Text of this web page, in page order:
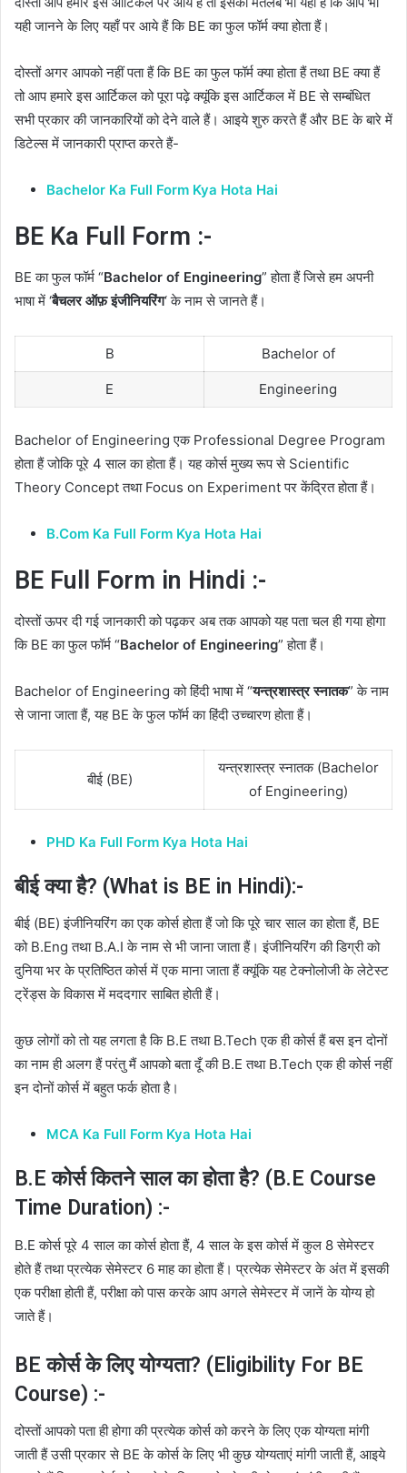
यही जानने के लिए यहाँ पर आये हैं कि BE का फुल फॉर्म क्या होता हैं।
दोस्तों अगर आपको नहीं पता हैं कि BE का फुल फॉर्म क्या होता हैं तथा BE क्या हैं
तो आप हमारे इस आर्टिकल को पूरा पढ़े क्यूंकि इस आर्टिकल में BE से सम्बंधित
सभी प्रकार की जानकारियों को देने वाले हैं। आइये शुरु करते हैं और BE के बारे में
डिटेल्स में जानकारी प्राप्त करते हैं-
Bachelor Ka Full Form Kya Hota Hai
BE Ka Full Form :-
BE का फुल फॉर्म “Bachelor of Engineering” होता हैं जिसे हम अपनी
भाषा में ‘बैचलर ऑफ़ इंजीनियरिंग‘ के नाम से जानते हैं।
B Bachelor of
E Engineering
Bachelor of Engineering एक Professional Degree Program
होता हैं जोकि पूरे 4 साल का होता हैं। यह कोर्स मुख्य रूप से Scientific
Theory Concept तथा Focus on Experiment पर केंद्रित होता हैं।
B.Com Ka Full Form Kya Hota Hai
BE Full Form in Hindi :-
दोस्तों ऊपर दी गई जानकारी को पढ़कर अब तक आपको यह पता चल ही गया होगा
कि BE का फुल फॉर्म “Bachelor of Engineering” होता हैं।
Bachelor of Engineering को हिंदी भाषा में “यन्त्रशास्त्र स्नातक” के नाम
से जाना जाता हैं, यह BE के फुल फॉर्म का हिंदी उच्चारण होता हैं।
बीई (BE)
यन्त्रशास्त्र स्नातक (Bachelor
of Engineering)
PHD Ka Full Form Kya Hota Hai
बीई क्या है? (What is BE in Hindi):-
बीई (BE) इंजीनियरिंग का एक कोर्स होता हैं जो कि पूरे चार साल का होता हैं, BE
को B.Eng तथा B.A.I के नाम से भी जाना जाता हैं।इंजीनियरिंग की डिग्री को
दुनिया भर के प्रतिष्ठित कोर्स में एक माना जाता हैं क्यूंकि यह टेक्नोलोजी के लेटेस्ट
ट्रेंड्स के विकास में मददगार साबित होती हैं।
कुछ लोगों को तो यह लगता है कि B.E तथा B.Tech एक ही कोर्स हैं बस इन दोनों
का नाम ही अलग हैं परंतु मैं आपको बता दूँ की B.E तथा B.Tech एक ही कोर्स नहीं
इन दोनों कोर्स में बहुत फर्क होता है।
MCA Ka Full Form Kya Hota Hai
B.E कोर्स कितने साल का होता है? (B.E Course
Time Duration) :-
B.E कोर्स पूरे 4 साल का कोर्स होता हैं, 4 साल के इस कोर्स में कुल 8 सेमेस्टर
होते हैं तथा प्रत्येक सेमेस्टर 6 माह का होता हैं। प्रत्येक सेमेस्टर के अंत में इसकी
एक परीक्षा होती हैं, परीक्षा को पास करके आप अगले सेमेस्टर में जानें के योग्य हो
जाते हैं।
BE कोर्स के लिए योग्यता? (Eligibility For BE
Course) :-
दोस्तों आपको पता ही होगा की प्रत्येक कोर्स को करने के लिए एक योग्यता मांगी
जाती हैं उसी प्रकार से BE के कोर्स के लिए भी कुछ योग्यताएं मांगी जाती हैं, आइये